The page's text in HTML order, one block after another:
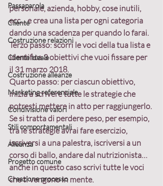
Passaparola
Cliente
Costruzione relazioni
Cliente ideale
Costruzione alleanze
Marketing referenziale
Condivisione valori
Stili comportamentali
Alleanza
Progetto comune
Creazione processo
personale, azienda, hobby, cose inutili,
ecc… e crea una lista per ogni categoria
dando una scadenza per quando lo farai.
Terzo passo: scorri le voci della tua lista e
identifica 3 obiettivi che vuoi fissare per
il 31 marzo 2018.
Quarto passo: per ciascun obiettivo,
inizia a scrivere tutte le strategie che
potresti mettere in atto per raggiungerlo.
Se si tratta di perdere peso, per esempio,
tra le strategie avrai fare esercizio,
iscriversi a una palestra, iscriversi a un
corso di ballo, andare dal nutrizionista…
anche in questo caso scrivi tutte le voci
che ti vengono in mente.